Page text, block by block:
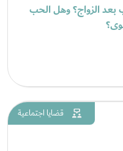
بعد الزواج؟ وهل الحب
قضايا اجتماعية